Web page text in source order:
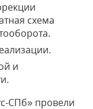
схема
и
СПб» провели